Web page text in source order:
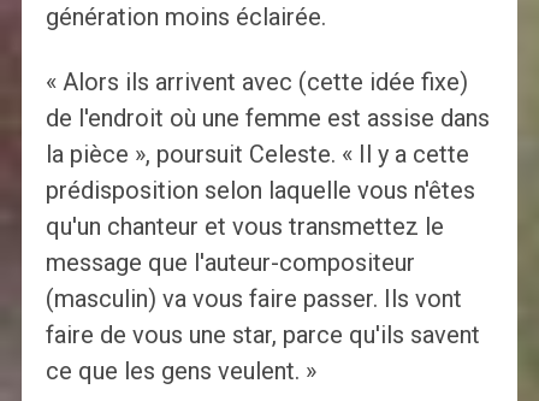
génération moins éclairée.
« Alors ils arrivent avec (cette idée fixe)
de l'endroit où une femme est assise dans
la pièce », poursuit Celeste. « Il y a cette
prédisposition selon laquelle vous n'êtes
qu'un chanteur et vous transmettez le
message que l'auteur-compositeur
(masculin) va vous faire passer. Ils vont
faire de vous une star, parce qu'ils savent
ce que les gens veulent. »